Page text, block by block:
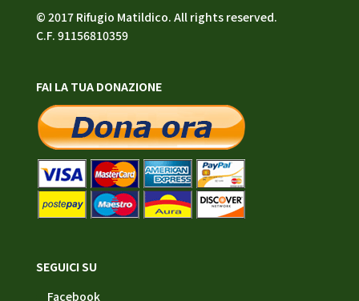
© 2017 Rifugio Matildico. All rights reserved.
C.F. 91156810359
FAI LA TUA DONAZIONE
SEGUICI SU
Facebook